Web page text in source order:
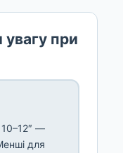
при
10–12″ —
для